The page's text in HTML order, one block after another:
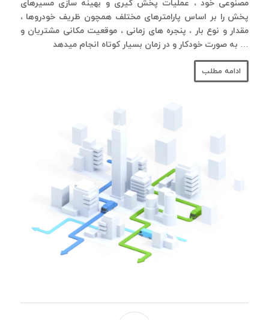
مصنوعی خود ، عملیات پخش گیری و بهینه سازی مسیرهای
پخش را بر اساس پارامترهای مختلف همچون ظریف خودروها ،
مقدار و نوع بار ، پنجره های زمانی ، موقعیت مکانی مشتریان و
… به صورت خودکار و در زمان بسیار کوتاه انجام میدهد
ادامه مطلب